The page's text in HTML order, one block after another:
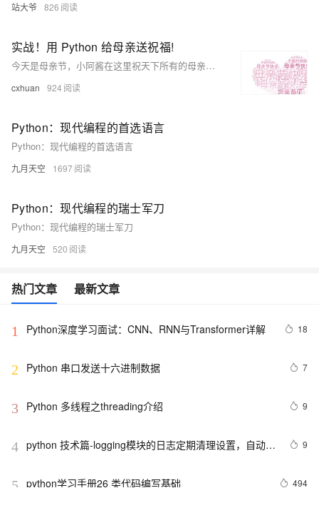
站大爷 826
实战！用 Python 给母亲送祝福!
今天是母亲节，小阿酱在这里祝天下所有的母亲节日快乐，作为女儿的我除了买礼物送惊喜外还要用 Python 送上特殊的祝福！ 母亲节（Mother’s Day），是一个感谢母亲的节日。妈妈曾经也是一个女孩子，怕黑怕虫子，也会掉眼泪，笨手笨脚怕扎针，但她温柔了我，温柔了岁月。 借此祝全天下妈妈母亲节快乐！
cxhuan 924
Python：现代编程的首选语言
Python：现代编程的首选语言
九月天空 1697
Python：现代编程的瑞士军刀
Python：现代编程的瑞士军刀
九月天空 520
热门文章 最新文章
1 Python深度学习面试：CNN、RNN与Transformer详解 18
2 Python 串口发送十六进制数据 7
3 Python 多线程之threading介绍 9
4 python 技术篇-logging模块的日志定期清理设置，自动清
9
5 python学习手册26 类代码编写基础 494